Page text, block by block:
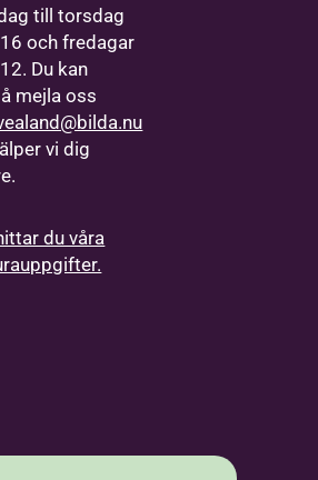
till torsdag
och fredagar
Du kan
mejla oss
vi dig
du våra